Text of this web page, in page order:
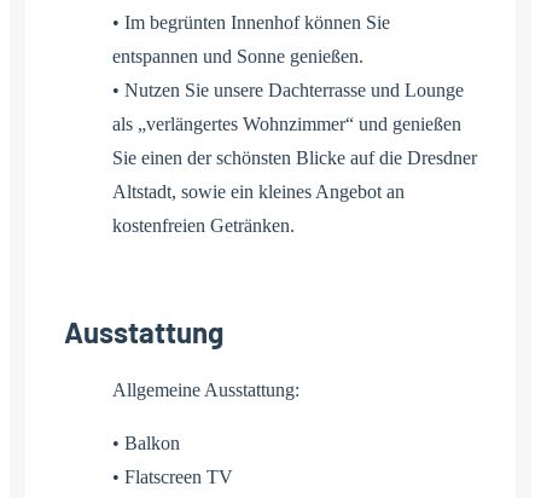
• Im begrünten Innenhof können Sie
entspannen und Sonne genießen.
• Nutzen Sie unsere Dachterrasse und Lounge
als „verlängertes Wohnzimmer“ und genießen
Sie einen der schönsten Blicke auf die Dresdner
Altstadt, sowie ein kleines Angebot an
kostenfreien Getränken.
Ausstattung
Allgemeine Ausstattung:
• Balkon
• Flatscreen TV